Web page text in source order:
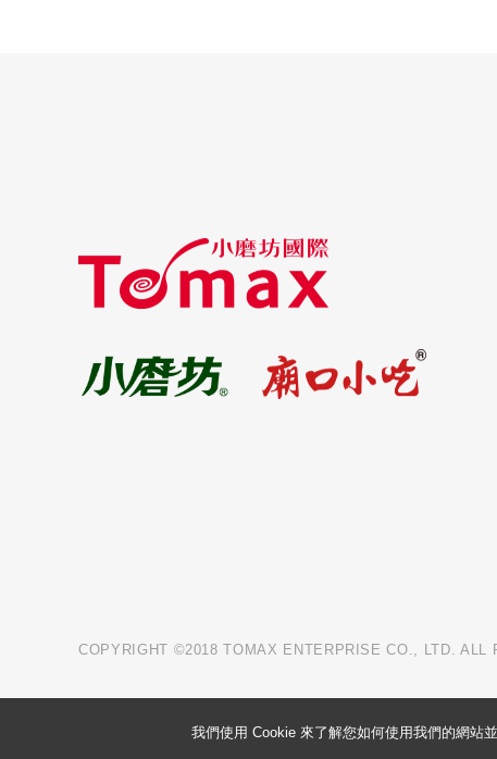
COPYRIGHT ©2018 TOMAX ENTERPRISE CO., LTD. ALL
我們使用 Cookie 來了解您如何使用我們的網站